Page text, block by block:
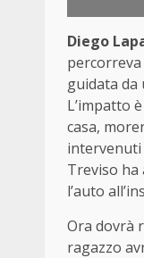
Diego
percorreva
guidata da
L’impatto
casa,
intervenuti
Treviso ha
l’auto
Ora dovrà
ragazzo